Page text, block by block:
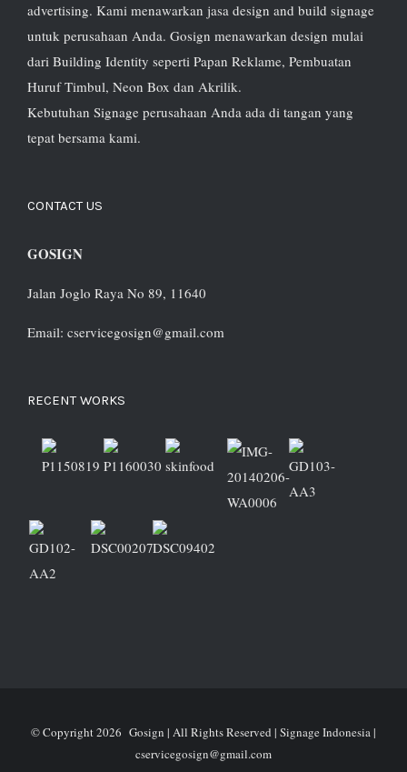
advertising. Kami menawarkan jasa design and build signage
untuk perusahaan Anda. Gosign menawarkan design mulai
dari Building Identity seperti Papan Reklame, Pembuatan
Huruf Timbul, Neon Box dan Akrilik.
Kebutuhan Signage perusahaan Anda ada di tangan yang
tepat bersama kami.
CONTACT US
GOSIGN
Jalan Joglo Raya No 89, 11640
Email: cservicegosign@gmail.com
RECENT WORKS
© Copyright2026 Gosign | All Rights Reserved | Signage Indonesia |
cservicegosign@gmail.com